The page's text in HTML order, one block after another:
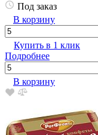
Под заказ
В корзину
Купить в 1 клик
Подробнее
В корзину